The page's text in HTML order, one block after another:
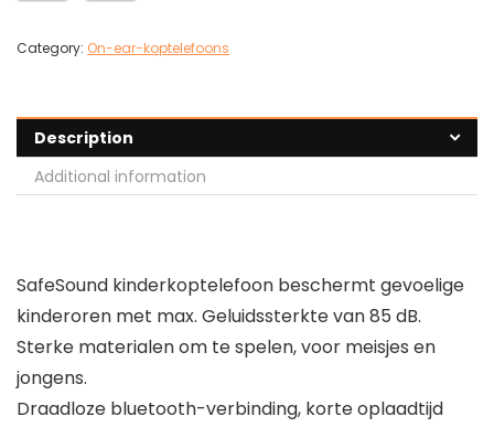
Category: On-ear-koptelefoons
Description
Additional information
SafeSound kinderkoptelefoon beschermt gevoelige
kinderoren met max. Geluidssterkte van 85 dB.
Sterke materialen om te spelen, voor meisjes en
jongens.
Draadloze bluetooth-verbinding, korte oplaadtijd